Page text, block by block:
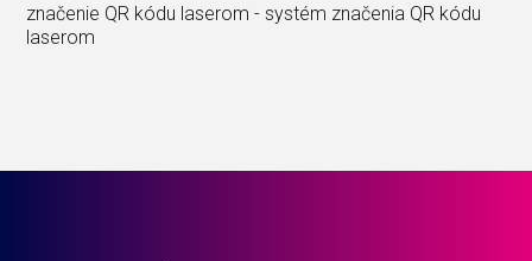
značenie QR kódu laserom - systém značenia QR kódu
laserom